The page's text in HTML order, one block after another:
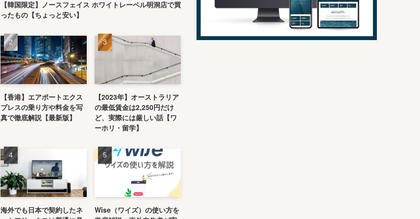
【韓国限定】ノースフェイス ホワイトレーベル明洞店で買
ったもの【ちょっと安い】
【香港】エアポートエクス
プレスの乗り方や料金を写
真で徹底解説【最新版】
【2023年】オーストラリア
の最低賃金は2,250円だけ
ど、実際には厳しい話【ワ
ーホリ・留学】
海外でも日本で契約したネ
Wise（ワイズ）の使い方を